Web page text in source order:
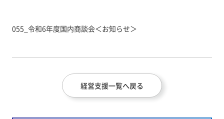
055_令和6年度国内商談会＜お知らせ＞
経営支援一覧へ戻る